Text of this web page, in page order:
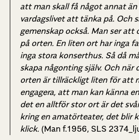
att man skall få något annat
vardagslivet att tänka på. Och
gemenskap också. Man ser att
på orten. En liten ort har inga
inga stora konserthus. Så då
skapa någonting själv. Och när
orten är tillräckligt liten för att
engagera, att man kan känna
det en alltför stor ort är det
kring en amatörteater, det blir
klick. (Man f.1956, SLS